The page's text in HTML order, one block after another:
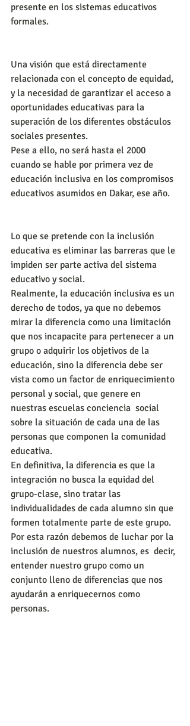
presente en los sistemas educativos
formales.
Una visión que está directamente
relacionada con el concepto de equidad,
y la necesidad de garantizar el acceso a
oportunidades educativas para la
superación de los diferentes obstáculos
sociales presentes.
Pese a ello, no será hasta el 2000
cuando se hable por primera vez de
educación inclusiva en los compromisos
educativos asumidos en Dakar, ese año.
Lo que se pretende con la inclusión
educativa es eliminar las barreras que le
impiden ser parte activa del sistema
educativo y social.
Realmente, la educación inclusiva es un
derecho de todos, ya que no debemos
mirar la diferencia como una limitación
que nos incapacite para pertenecer a un
grupo o adquirir los objetivos de la
educación, sino la diferencia debe ser
vista como un factor de enriquecimiento
personal y social, que genere en
nuestras escuelas conciencia  social
sobre la situación de cada una de las
personas que componen la comunidad
educativa.
En definitiva, la diferencia es que la
integración no busca la equidad del
grupo-clase, sino tratar las
individualidades de cada alumno sin que
formen totalmente parte de este grupo.
Por esta razón debemos de luchar por la
inclusión de nuestros alumnos, es  decir,
entender nuestro grupo como un
conjunto lleno de diferencias que nos
ayudarán a enriquecernos como
personas.